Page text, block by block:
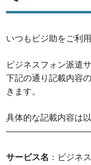
いつもビジ助をご利
ビジネスフォン派遣
下記の通り記載内容
きます。
具体的な記載内容は
サービス名 ：ビジネ